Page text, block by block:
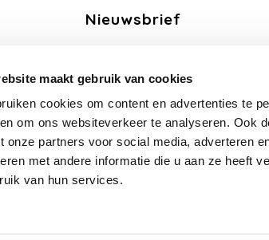
maakt gebruik van cookies
cookies om content en advertenties te
om ons websiteverkeer te analyseren. Ook
onze partners voor social media, adverteren
met andere informatie die u aan ze heeft
van hun services.
Nieuwsbrief
Volg ons